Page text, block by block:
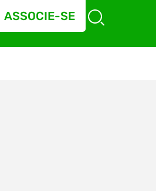
ASSOCIE-SE